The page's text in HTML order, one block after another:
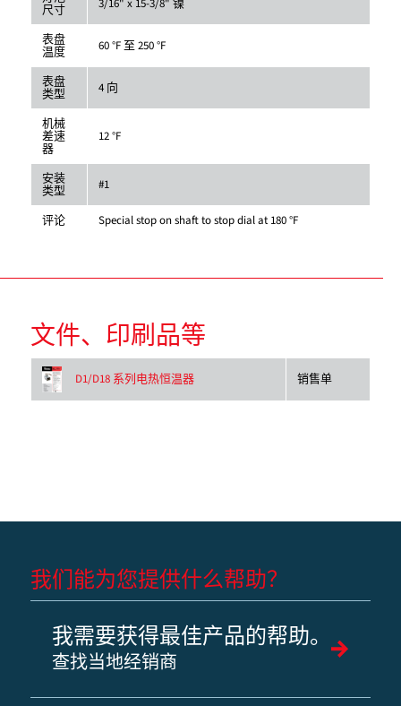
尺寸 3/16" x 15-3/8" 镍
表盘
温度 60 °F 至 250 °F
表盘
类型 4 向
机械
差速
器
12 °F
安装
类型 #1
评论 Special stop on shaft to stop dial at 180 °F
文件、印刷品等
D1/D18 系列电热恒温器 销售单
我们能为您提供什么帮助？
我需要获得最佳产品的帮助。
查找当地经销商